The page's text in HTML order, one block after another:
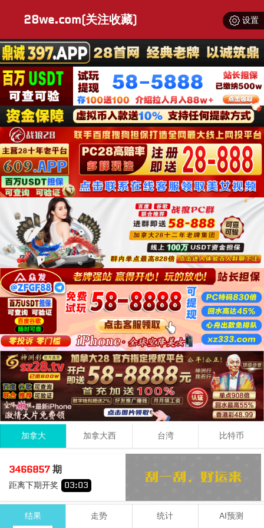
设置
28we.com(关注收藏)
加拿大 加拿大西 台湾 比特币
3466857期
距离下期开奖 03:02
2 + 7 2 11
期号 号码
结果 走势 统计 AI预测